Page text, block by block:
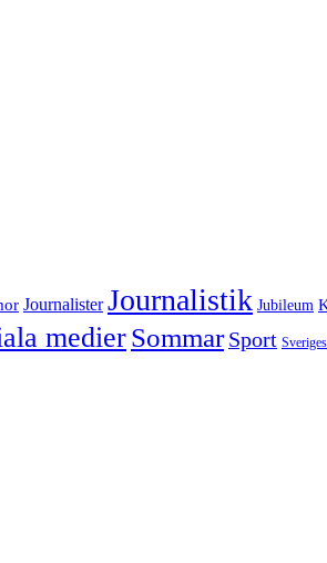
Journalister Journalistik Jubileum
medierSommar Sport